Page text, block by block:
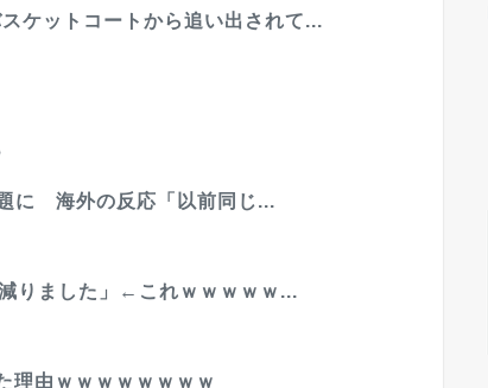
ケットコートから追い出されて...
に 海外の反応「以前同じ...
りました」←これｗｗｗｗｗ...
理由ｗｗｗｗｗｗｗｗ